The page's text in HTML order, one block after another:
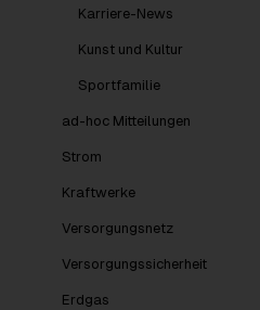
Karriere-News
Kunst und Kultur
Sportfamilie
ad-hoc Mitteilungen
Strom
Kraftwerke
Versorgungsnetz
Versorgungssicherheit
Erdgas